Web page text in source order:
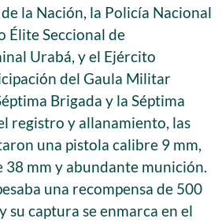
la Nación, la Policía Nacional
Élite Seccional de
Urabá, y el Ejército
del Gaula Militar
Brigada y la Séptima
registro y allanamiento, las
una pistola calibre 9 mm,
mm y abundante munición.
una recompensa de 500
su captura se enmarca en el